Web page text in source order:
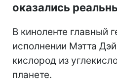
оказались
В киноленте главный
исполнении Мэтта
кислород из
планете.